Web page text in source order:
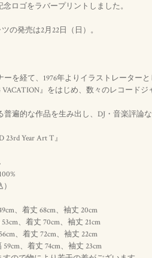
ロゴをラバープリントしました。
の発売は2月22日（日）。
を経て、1976年よりイラストレーターと
VACATION』をはじめ、数々のレコード
遍的な作品を生み出し、DJ・音楽評論
23rd Year Art T』
）
、着丈 68cm、袖丈 20cm
、着丈 70cm、袖丈 21cm
、着丈 72cm、袖丈 22cm
、着丈 74cm、袖丈 23cm